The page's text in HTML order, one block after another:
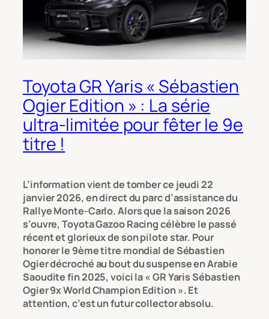
Toyota GR Yaris « Sébastien
Ogier Edition » : La série
ultra-limitée pour fêter le 9e
titre !
L’information vient de tomber ce jeudi 22
janvier 2026, en direct du parc d’assistance du
Rallye Monte-Carlo. Alors que la saison 2026
s’ouvre, Toyota Gazoo Racing célèbre le passé
récent et glorieux de son pilote star. Pour
honorer le 9ème titre mondial de Sébastien
Ogier décroché au bout du suspense en Arabie
Saoudite fin 2025, voici la « GR Yaris Sébastien
Ogier 9x World Champion Edition ». Et
attention, c’est un futur collector absolu.